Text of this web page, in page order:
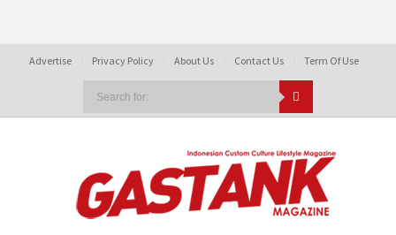
Advertise Privacy Policy About Us Contact Us Term Of Use